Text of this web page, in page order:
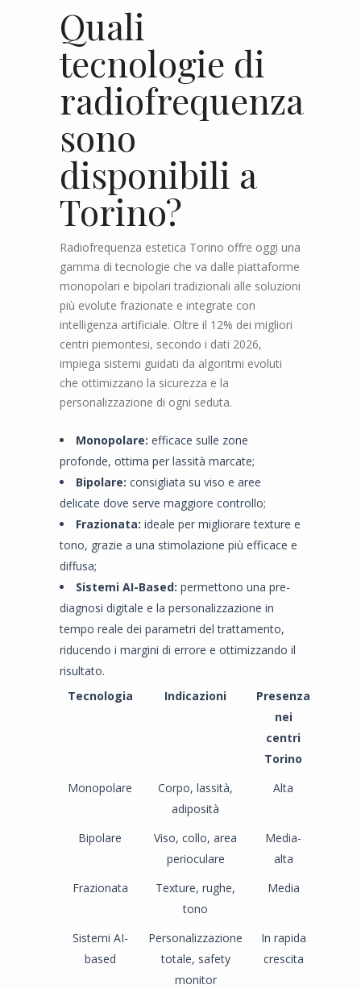
Quali
tecnologie di
radiofrequenza
sono
disponibili a
Torino?
Radiofrequenza estetica Torino offre oggi una
gamma di tecnologie che va dalle piattaforme
monopolari e bipolari tradizionali alle soluzioni
più evolute frazionate e integrate con
intelligenza artificiale. Oltre il 12% dei migliori
centri piemontesi, secondo i dati 2026,
impiega sistemi guidati da algoritmi evoluti
che ottimizzano la sicurezza e la
personalizzazione di ogni seduta.
Monopolare: efficace sulle zone
profonde, ottima per lassità marcate;
Bipolare: consigliata su viso e aree
delicate dove serve maggiore controllo;
Frazionata: ideale per migliorare texture e
tono, grazie a una stimolazione più efficace e
diffusa;
Sistemi AI-Based: permettono una pre-
diagnosi digitale e la personalizzazione in
tempo reale dei parametri del trattamento,
riducendo i margini di errore e ottimizzando il
risultato.
Tecnologia
Indicazioni
Presenza
nei
centri
Torino
Monopolare
Corpo, lassità,
adiposità
Alta
Bipolare
Viso, collo, area
perioculare
Media-
alta
Frazionata
Texture, rughe,
tono
Media
Sistemi AI-
based
Personalizzazione
totale, safety
monitor
In rapida
crescita